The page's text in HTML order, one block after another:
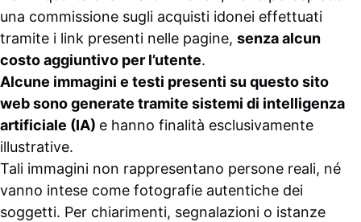
una commissione sugli acquisti idonei effettuati
tramite i link presenti nelle pagine, senza alcun
costo aggiuntivo per l’utente.
Alcune immagini e testi presenti su questo sito
web sono generate tramite sistemi di intelligenza
artificiale (IA) e hanno finalità esclusivamente
illustrative.
Tali immagini non rappresentano persone reali, né
vanno intese come fotografie autentiche dei
soggetti. Per chiarimenti, segnalazioni o istanze